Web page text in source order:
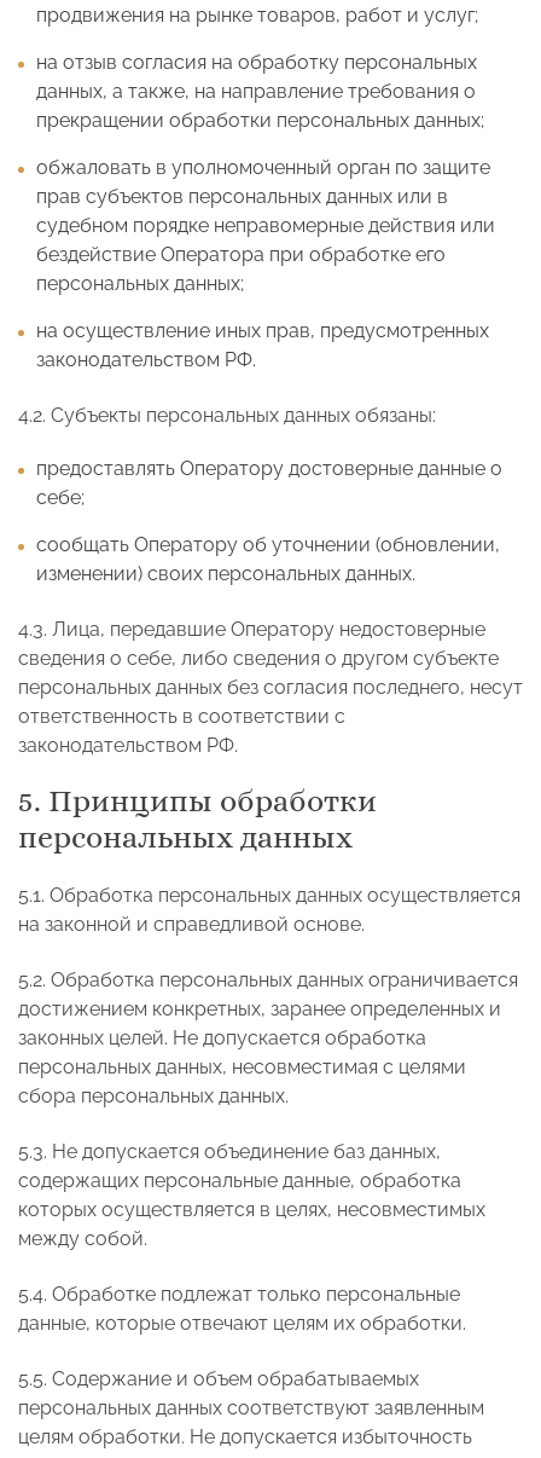
продвижения на рынке товаров, работ и услуг;
на отзыв согласия на обработку персональных
данных, а также, на направление требования о
прекращении обработки персональных данных;
обжаловать в уполномоченный орган по защите
прав субъектов персональных данных или в
судебном порядке неправомерные действия или
бездействие Оператора при обработке его
персональных данных;
на осуществление иных прав, предусмотренных
законодательством РФ.
4.2. Субъекты персональных данных обязаны:
предоставлять Оператору достоверные данные о
себе;
сообщать Оператору об уточнении (обновлении,
изменении) своих персональных данных.
4.3. Лица, передавшие Оператору недостоверные
сведения о себе, либо сведения о другом субъекте
персональных данных без согласия последнего, несут
ответственность в соответствии с
законодательством РФ.
5. Принципы обработки
персональных данных
5.1. Обработка персональных данных осуществляется
на законной и справедливой основе.
5.2. Обработка персональных данных ограничивается
достижением конкретных, заранее определенных и
законных целей. Не допускается обработка
персональных данных, несовместимая с целями
сбора персональных данных.
5.3. Не допускается объединение баз данных,
содержащих персональные данные, обработка
которых осуществляется в целях, несовместимых
между собой.
5.4. Обработке подлежат только персональные
данные, которые отвечают целям их обработки.
5.5. Содержание и объем обрабатываемых
персональных данных соответствуют заявленным
целям обработки. Не допускается избыточность